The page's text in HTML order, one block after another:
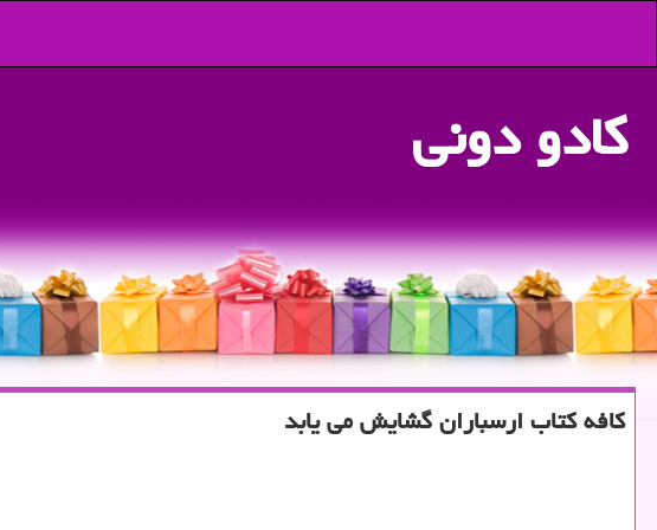
كادو دونی
كافه كتاب ارسباران گشایش می یابد